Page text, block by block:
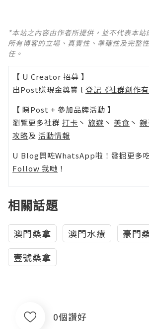
*本站之內容由作者所提供，並不代表本
所有博客的立場、真實性、準確性及完整
任。
【 U Creator 招募 】
出Post賺現金獎賞 l 登記《社群創作有
【 睇Post + 參加品牌活動 】
瀏覽更多社群 打卡 丶 旅遊 丶 美食 丶
攻略及 活動情報
U Blog開咗WhatsApp啦！發掘更多
Follow 我哋 ！
相關話題
澳門桑拿 澳門水療
豪門
壹號桑拿
0個讚好